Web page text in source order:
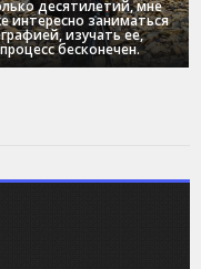
десятилетий, мне
интересно заниматься
изучать ее,
бесконечен.